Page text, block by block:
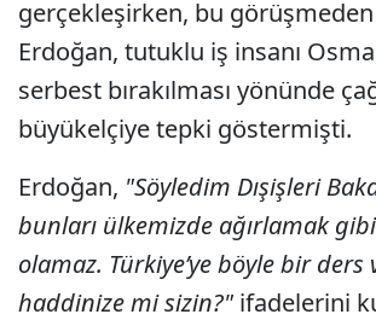
gerçekleşirken, bu
Erdoğan, tutuklu iş insanı
serbest bırakılması yönünde
büyükelçiye tepki göstermişti.
Erdoğan, "Söyledim Dışişleri
bunları ülkemizde ağırlamak
olamaz. Türkiye’ye böyle bir ders
haddinize mi sizin?" ifadelerini